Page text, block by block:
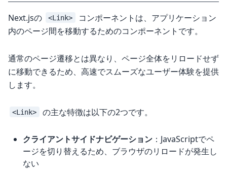
Next.jsの <Link>
コンポーネントは、アプリケーション
内のページ間を移動するためのコンポーネントです。
通常のページ遷移とは異なり、ページ全体をリロードせず
に移動できるため、高速でスムーズなユーザー体験を提供
します。
<Link> の主な特徴は以下の2つです。
クライアントサイドナビゲーション：JavaScriptでペ
ージを切り替えるため、ブラウザのリロードが発生し
ない